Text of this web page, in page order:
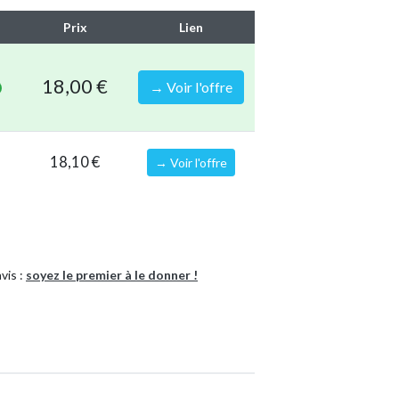
50 mmPrix Lien
18,00 € → Voir l'offre
18,10 € → Voir l'offre
: soyez le premier à le donner !